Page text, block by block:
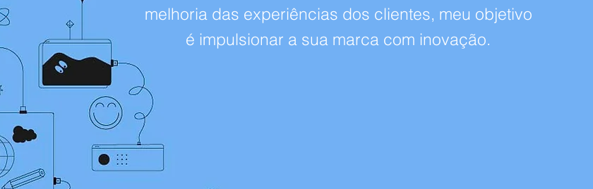
melhoria das experiências dos clientes, meu objetivo
é impulsionar a sua marca com inovação.